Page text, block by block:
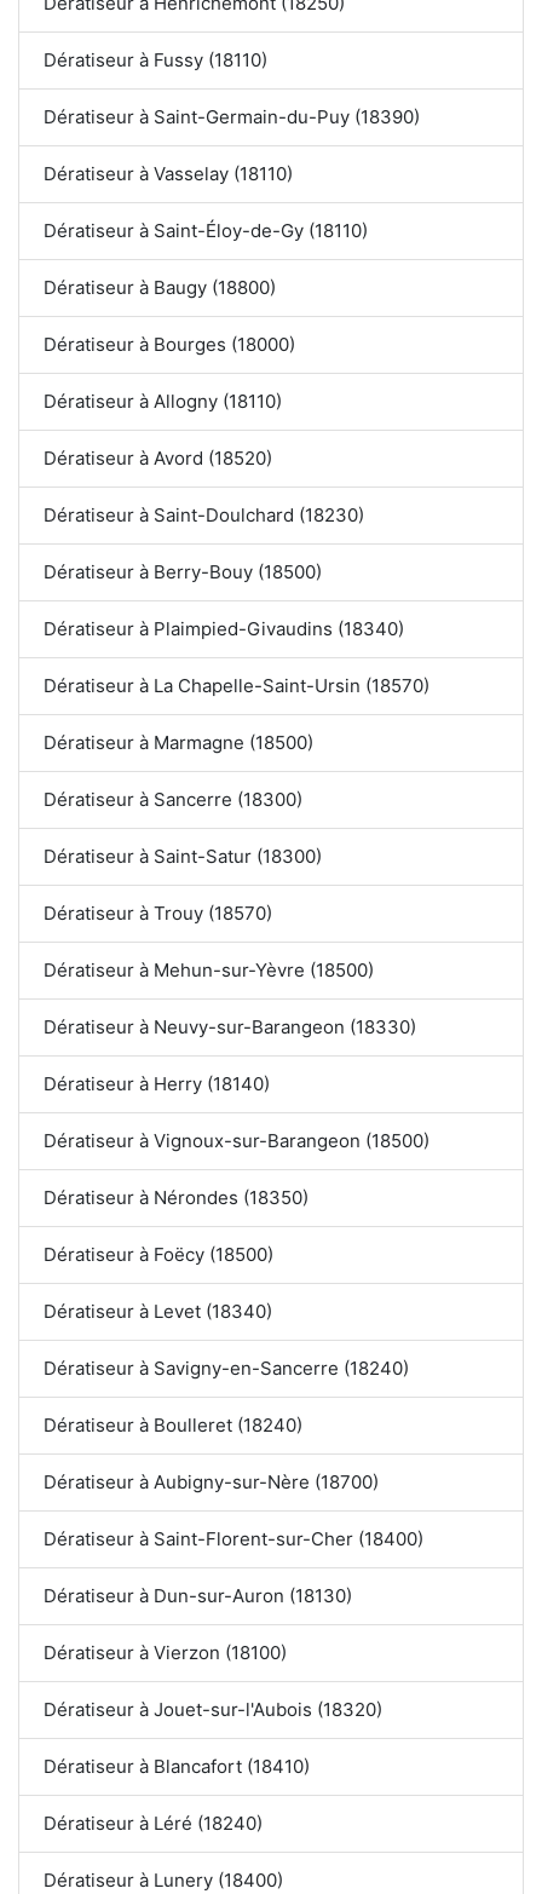
Dératiseur à Fussy (18110)
Dératiseur à Saint-Germain-du-Puy (18390)
Dératiseur à Vasselay (18110)
Dératiseur à Saint-Éloy-de-Gy (18110)
Dératiseur à Baugy (18800)
Dératiseur à Bourges (18000)
Dératiseur à Allogny (18110)
Dératiseur à Avord (18520)
Dératiseur à Saint-Doulchard (18230)
Dératiseur à Berry-Bouy (18500)
Dératiseur à Plaimpied-Givaudins (18340)
Dératiseur à La Chapelle-Saint-Ursin (18570)
Dératiseur à Marmagne (18500)
Dératiseur à Sancerre (18300)
Dératiseur à Saint-Satur (18300)
Dératiseur à Trouy (18570)
Dératiseur à Mehun-sur-Yèvre (18500)
Dératiseur à Neuvy-sur-Barangeon (18330)
Dératiseur à Herry (18140)
Dératiseur à Vignoux-sur-Barangeon (18500)
Dératiseur à Nérondes (18350)
Dératiseur à Foëcy (18500)
Dératiseur à Levet (18340)
Dératiseur à Savigny-en-Sancerre (18240)
Dératiseur à Boulleret (18240)
Dératiseur à Aubigny-sur-Nère (18700)
Dératiseur à Saint-Florent-sur-Cher (18400)
Dératiseur à Dun-sur-Auron (18130)
Dératiseur à Vierzon (18100)
Dératiseur à Jouet-sur-l'Aubois (18320)
Dératiseur à Blancafort (18410)
Dératiseur à Léré (18240)
Dératiseur à Lunery (18400)